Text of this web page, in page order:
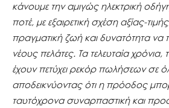
κάνουμε την αμιγώς ηλεκτρική
ποτέ, με εξαιρετική σχέση αξίας-
πραγματική ζωή και δυνατότητα
νέους πελάτες. Τα τελευταία
έχουν πετύχει ρεκόρ πωλήσεων σε
αποδεικνύοντας ότι η πρόοδος
ταυτόχρονα συναρπαστική και